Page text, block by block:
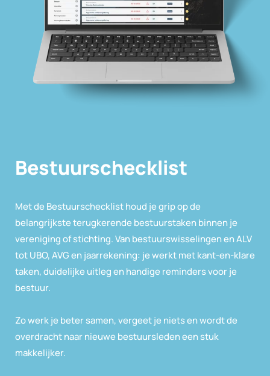
Bestuurs­checklist
Met de Bestuurschecklist houd je grip op de
belangrijkste terugkerende bestuurstaken binnen je
vereniging of stichting. Van bestuurswisselingen en ALV
tot UBO, AVG en jaarrekening: je werkt met kant-en-klare
taken, duidelijke uitleg en handige reminders voor je
bestuur.
Zo werk je beter samen, vergeet je niets en wordt de
overdracht naar nieuwe bestuursleden een stuk
makkelijker.